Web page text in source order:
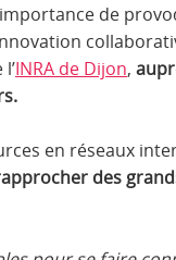
de
INRA de Dijon,
en réseaux
des